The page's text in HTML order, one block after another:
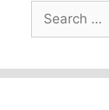
Search
for: